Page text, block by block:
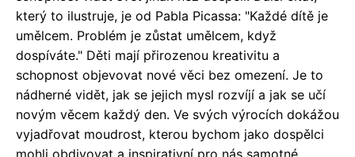
který to ilustruje, je od Pabla Picassa: "Každé dítě je
umělcem. Problém je zůstat umělcem, když
dospíváte." Děti mají přirozenou kreativitu a
schopnost objevovat nové věci bez omezení. Je to
nádherné vidět, jak se jejich mysl rozvíjí a jak se učí
novým věcem každý den. Ve svých výrocích dokážou
vyjadřovat moudrost, kterou bychom jako dospělci